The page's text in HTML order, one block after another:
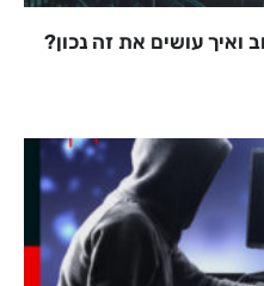
עושים את זה נכון?